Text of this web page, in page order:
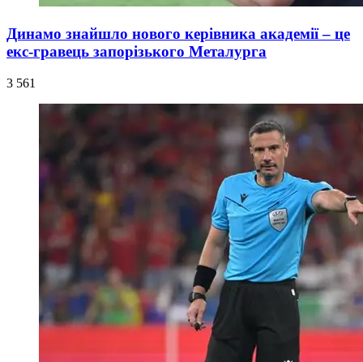
Динамо знайшло нового керівника академії – це
екс-гравець запорізького Металурга
3 561